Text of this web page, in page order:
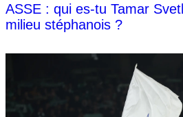
ASSE : qui es-tu Tamar
milieu stéphanois ?